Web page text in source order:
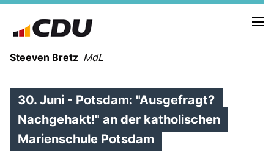
Steeven Bretz MdL
VITA
30. Juni - Potsdam: "Ausgefragt?
Nachgehakt!" an der katholischen
Marienschule Potsdam